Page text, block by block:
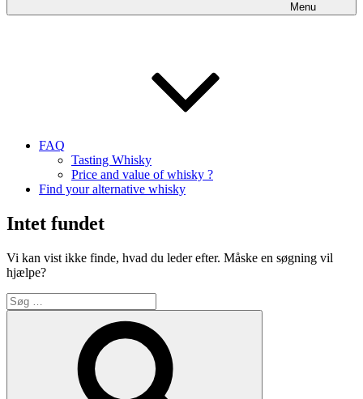
Menu
FAQ
Tasting Whisky
Price and value of whisky ?
Find your alternative whisky
Intet fundet
Vi kan vist ikke finde, hvad du leder efter. Måske en søgning vil
hjælpe?
Søg
efter: